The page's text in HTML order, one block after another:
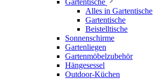
Gartentische
Alles in Gartentische
Gartentische
Beistelltische
Sonnenschirme
Gartenliegen
Gartenmöbelzubehör
Hängesessel
Outdoor-Küchen